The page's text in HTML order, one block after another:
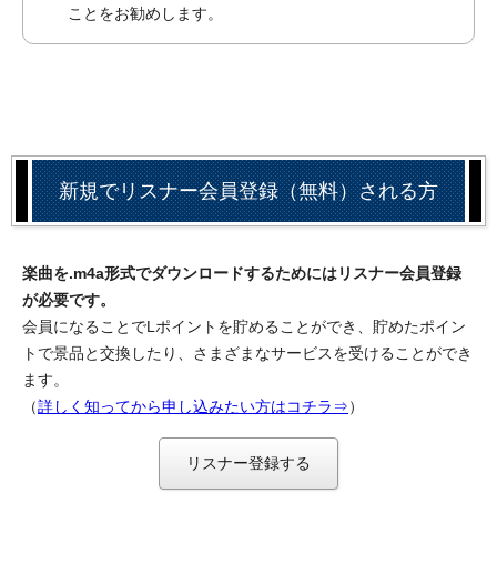
ことをお勧めします。
新規でリスナー会員登録（無料）される方
楽曲を.m4a形式でダウンロードするためにはリスナー会員登録
が必要です。
会員になることでLポイントを貯めることができ、貯めたポイン
トで景品と交換したり、さまざまなサービスを受けることができ
ます。
（詳しく知ってから申し込みたい方はコチラ⇒）
リスナー登録する